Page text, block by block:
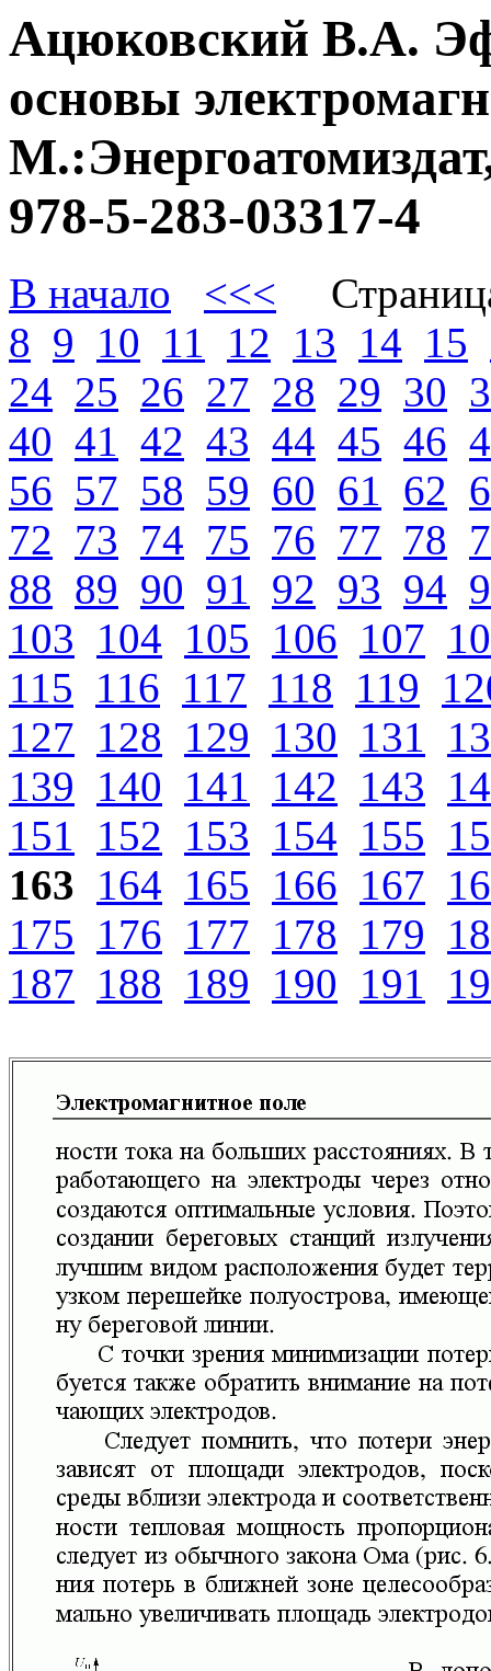
Ацюковский В.А.
основы
978-5-283-03317-4
В начало <<<
8 9 10 11 12 13 14 15
24 25 26 27 28 29 30
40 41 42 43 44 45 46
56 57 58 59 60 61 62
72 73 74 75 76 77 78
88 89 90 91 92 93 94
103 104 105 106 107
115 116 117 118 119
127 128 129 130 131
139 140 141 142 143
151
152 153 154 155
163 164 165 166 167
175 176 177 178 179
187 188 189 190 191